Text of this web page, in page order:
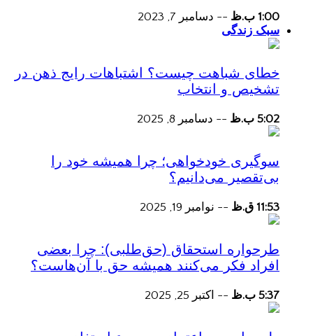
1:00 ب.ظ -- دسامبر 7, 2023
سبک زندگی
خطای شباهت چیست؟ اشتباهات رایج ذهن در
تشخیص و انتخاب
5:02 ب.ظ -- دسامبر 8, 2025
سوگیری خودخواهی؛ چرا همیشه خود را
بی‌تقصیر می‌دانیم؟
11:53 ق.ظ -- نوامبر 19, 2025
طرحواره استحقاق (حق‌طلبی): چرا بعضی
افراد فکر می‌کنند همیشه حق با آن‌هاست؟
5:37 ب.ظ -- اکتبر 25, 2025